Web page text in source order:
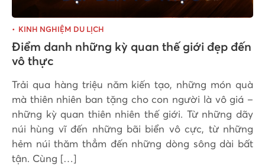
KINH NGHIỆM DU LỊCH
Điểm danh những kỳ quan thế giới đẹp đến
vô thực
Trải qua hàng triệu năm kiến tạo, những món quà
mà thiên nhiên ban tặng cho con người là vô giá –
những kỳ quan thiên nhiên thế giới. Từ những dãy
núi hùng vĩ đến những bãi biển vô cực, từ những
hẻm núi thăm thẳm đến những dòng sông dài bất
tận. Cùng […]